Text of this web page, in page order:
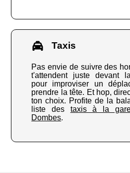
Taxis
Pas envie de suivre des
t'attendent juste devant
pour improviser un
prendre la tête. Et hop,
ton choix. Profite de la
liste des taxis à la
Dombes.